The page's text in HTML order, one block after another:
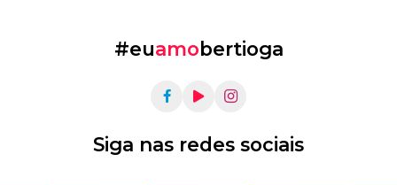
#euamobertioga
Siga nas redes sociais